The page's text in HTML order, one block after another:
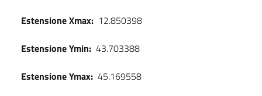
Estensione Xmax: 12.850398
Estensione Ymin: 43.703388
Estensione Ymax: 45.169558